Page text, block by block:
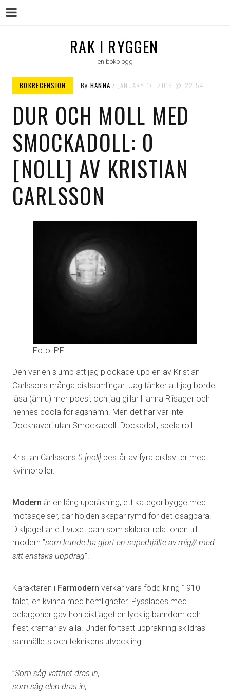
RAK I RYGGEN
en bokblogg
BOKRECENSION By HANNA JANUARY 17, 2019 22:54
DUR OCH MOLL MED
SMOCKADOLL: 0
[NOLL] AV KRISTIAN
CARLSSON
Foto: P.F.
Den var en slump att jag plockade upp en av Kristian
Carlssons många diktsamlingar. Jag tänker att jag borde
läsa (ännu) mer poesi, och jag gillar Hanna Riisager och
hennes coola förlagsnamn. Men det här var inte
Dockhaveri utan Smockadoll. Dockadoll, spela roll.
Kristian Carlssons 0 [noll] består av fyra diktsviter med
kvinnoroller.
Modern är en lång uppräkning, ett kategoribygge med
motsägelser, där höjden skapar rymd för det osägbara.
Diktjaget är ett vuxet barn som skildrar relationen till
modern ”som kunde ha gjort en superhjälte av mig// med
sitt enstaka uppdrag”.
Karaktären i Farmodern verkar vara född kring 1910-
talet, en kvinna med hemligheter. Pysslades med
pelargoner gav hon diktjaget en lycklig barndom och
flest kramar av alla. Under fortsatt uppräkning skildras
samhällets och teknikens utveckling:
”Som såg vattnet dras in,
som såg elen dras in,
Menu